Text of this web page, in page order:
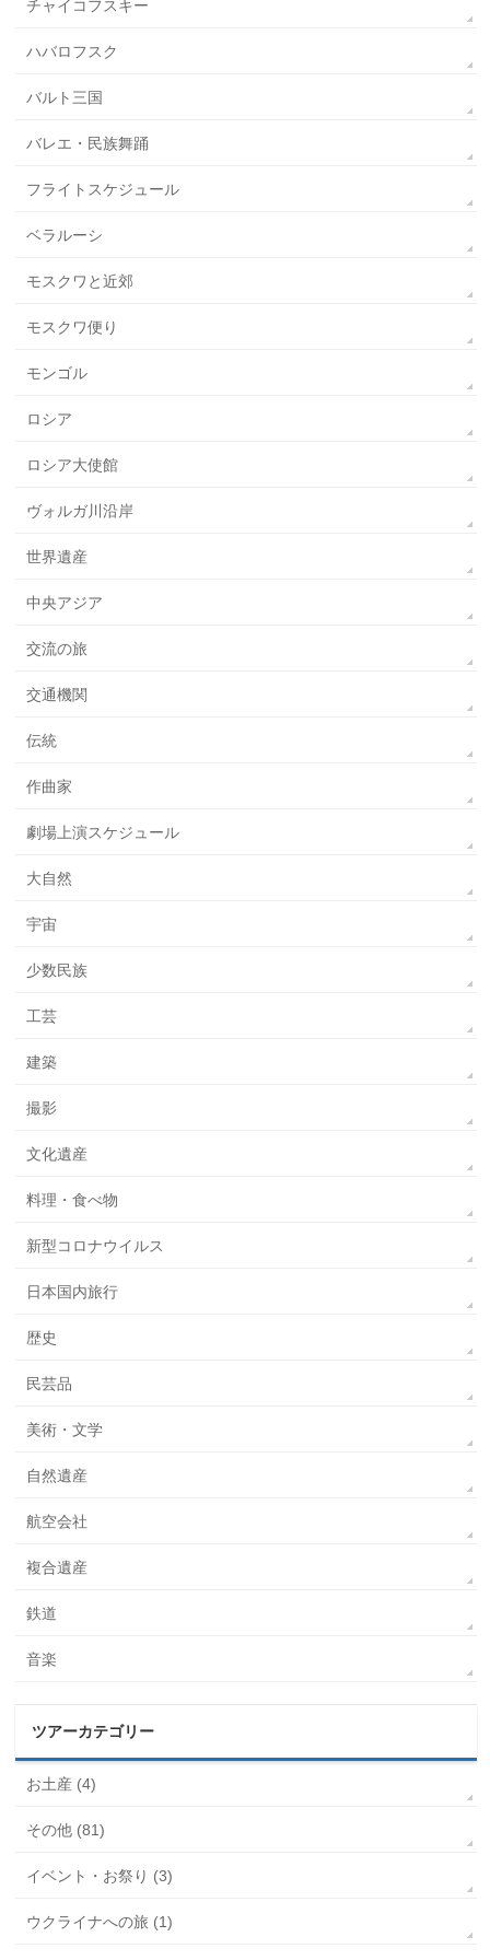
チャイコフスキー
ハバロフスク
バルト三国
バレエ・民族舞踊
フライトスケジュール
ベラルーシ
モスクワと近郊
モスクワ便り
モンゴル
ロシア
ロシア大使館
ヴォルガ川沿岸
世界遺産
中央アジア
交流の旅
交通機関
伝統
作曲家
劇場上演スケジュール
大自然
宇宙
少数民族
工芸
建築
撮影
文化遺産
料理・食べ物
新型コロナウイルス
日本国内旅行
歴史
民芸品
美術・文学
自然遺産
航空会社
複合遺産
鉄道
音楽
ツアーカテゴリー
お土産 (4)
その他 (81)
イベント・お祭り (3)
ウクライナへの旅 (1)